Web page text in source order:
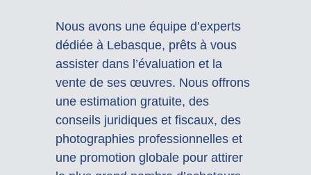
Nous avons une équipe d’experts
dédiée à Lebasque, prêts à vous
assister dans l’évaluation et la
vente de ses œuvres. Nous offrons
une estimation gratuite, des
conseils juridiques et fiscaux, des
photographies professionnelles et
une promotion globale pour attirer